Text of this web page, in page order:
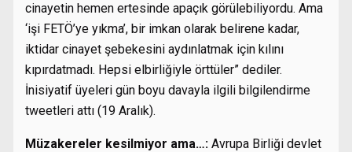
cinayetin hemen ertesinde apaçık görülebiliyordu. Ama
‘işi FETÖ’ye yıkma’, bir imkan olarak belirene kadar,
iktidar cinayet şebekesini aydınlatmak için kılını
kıpırdatmadı. Hepsi elbirliğiyle örttüler” dediler.
İnisiyatif üyeleri gün boyu davayla ilgili bilgilendirme
tweetleri attı (19 Aralık).
Müzakereler kesilmiyor ama…: Avrupa Birliği devlet